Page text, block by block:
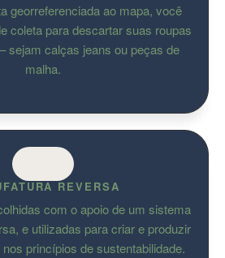
georreferenciada ao mapa, você
coleta para descartar suas roupas
sejam calças jeans ou peças de
malha.
REVERSA
com o apoio de um sistema
e utilizadas para criar e produzir
princípios de sustentabilidade.